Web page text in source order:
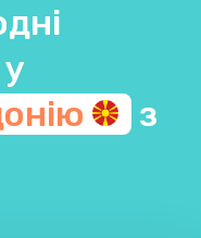
з